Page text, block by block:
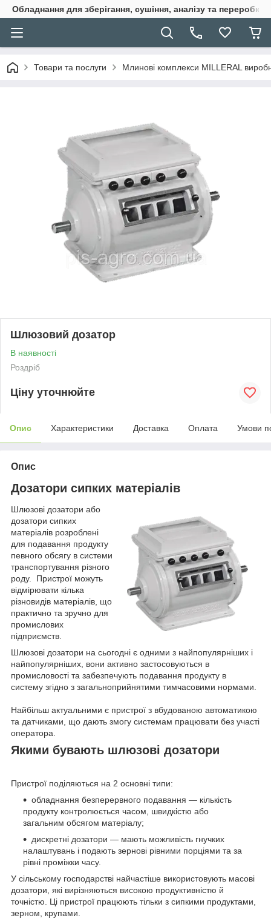
Обладнання для зберігання, сушіння, аналізу та переробки
Товари та послуги Млинові комплекси MILLERAL
Шлюзовий дозатор
В наявності
Роздріб
Ціну уточнюйте
Опис Характеристики Доставка Оплата Умови
Опис
Дозатори сипких матеріалів
Шлюзові дозатори або
дозатори сипких
матеріалів розроблені
для подавання продукту
певного обсягу в системи
транспортування різного
роду. Пристрої можуть
відмірювати кілька
різновидів матеріалів, що
практично та зручно для
промислових
підприємств.
Шлюзові дозатори на сьогодні є одними з найпопулярніших і
найпопулярніших, вони активно застосовуються в
промисловості та забезпечують подавання продукту в
систему згідно з загальноприйнятими тимчасовими нормами.
Найбільш актуальними є пристрої з вбудованою автоматикою
та датчиками, що дають змогу системам працювати без участі
оператора.
Якими бувають шлюзові дозатори
Пристрої поділяються на 2 основні типи:
обладнання безперервного подавання — кількість
продукту контролюється часом, швидкістю або
загальним обсягом матеріалу;
дискретні дозатори — мають можливість гнучких
налаштувань і подають зернові рівними порціями та за
рівні проміжки часу.
У сільському господарстві найчастіше використовують масові
дозатори, які вирізняються високою продуктивністю й
точністю. Ці пристрої працюють тільки з сипкими продуктами,
зерном, крупами.